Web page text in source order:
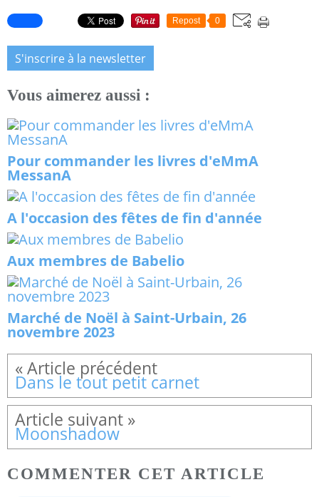
Repost 0
S'inscrire à la newsletter
Vous aimerez aussi :
Pour commander les livres d'eMmA
MessanA
A l'occasion des fêtes de fin d'année
Aux membres de Babelio
Marché de Noël à Saint-Urbain, 26
novembre 2023
Dans le tout petit carnet
Moonshadow
COMMENTER CET ARTICLE